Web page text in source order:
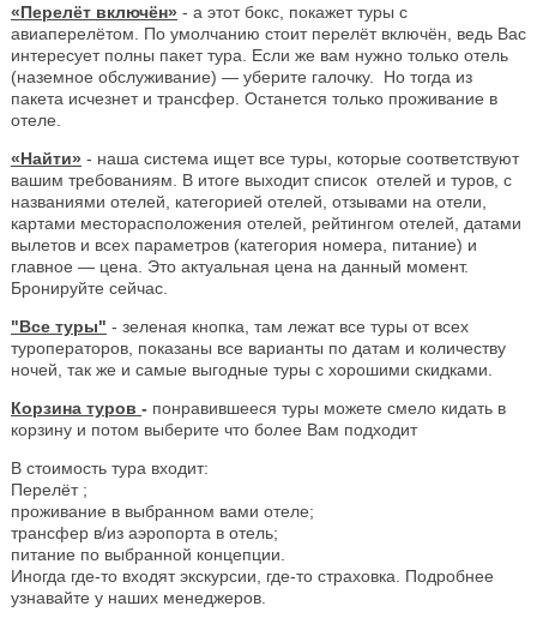
«Перелёт включён» - а этот бокс, покажет туры с
авиаперелётом. По умолчанию стоит перелёт включён, ведь Вас
интересует полны пакет тура. Если же вам нужно только отель
(наземное обслуживание) — уберите галочку. Но тогда из
пакета исчезнет и трансфер. Останется только проживание в
отеле.
«Найти» - наша система ищет все туры, которые соответствуют
вашим требованиям. В итоге выходит список отелей и туров, с
названиями отелей, категорией отелей, отзывами на отели,
картами месторасположения отелей, рейтингом отелей, датами
вылетов и всех параметров (категория номера, питание) и
главное — цена. Это актуальная цена на данный момент.
Бронируйте сейчас.
"Все туры" - зеленая кнопка, там лежат все туры от всех
туроператоров, показаны все варианты по датам и количеству
ночей, так же и самые выгодные туры с хорошими скидками.
Корзина туров - понравившееся туры можете смело кидать в
корзину и потом выберите что более Вам подходит
В стоимость тура входит:
Перелёт ;
проживание в выбранном вами отеле;
трансфер в/из аэропорта в отель;
питание по выбранной концепции.
Иногда где-то входят экскурсии, где-то страховка. Подробнее
узнавайте у наших менеджеров.